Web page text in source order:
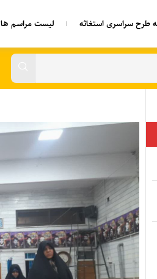
طرح سراسری استغاثه لیست مراسم ها